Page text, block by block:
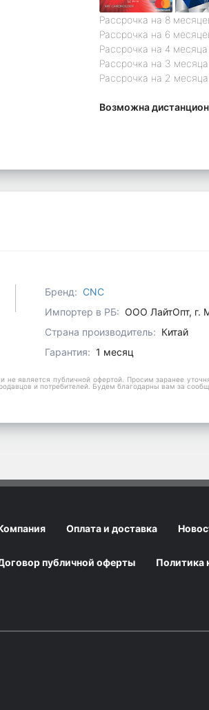
Рассрочка на 8
Рассрочка на 6
Рассрочка на 4
Рассрочка на 3
Рассрочка на 2
Возможна
Бренд: CNC
Импортер в РБ: ООО ЛайтОпт, г.
Страна производитель: Китай
Гарантия: 1 месяц
является публичной офертой. Просим заранее
и потребителей. Будем благодарны вам за
Оплата и доставка
публичной оферты Политика